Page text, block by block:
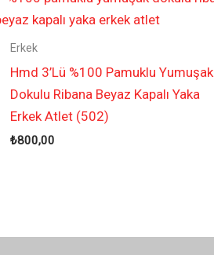
Erkek
Hmd 3’Lü %100 Pamuklu Yumuşak
Dokulu Ribana Beyaz Kapalı Yaka
Erkek Atlet (502)
₺800,00